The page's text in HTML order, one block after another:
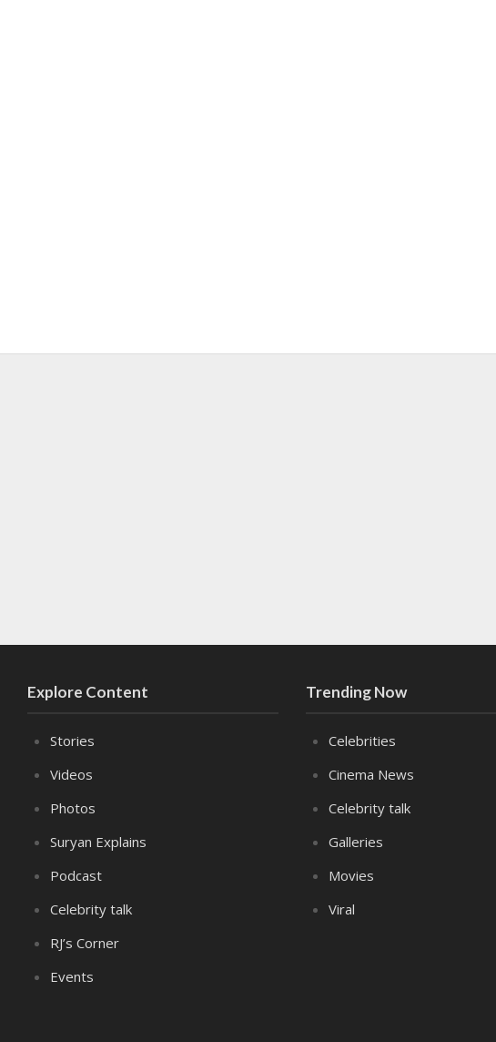
Explore Content
Stories
Videos
Photos
Suryan Explains
Podcast
Celebrity talk
RJ’s Corner
Events
Trending Now
Celebrities
Cinema News
Celebrity talk
Galleries
Movies
Viral